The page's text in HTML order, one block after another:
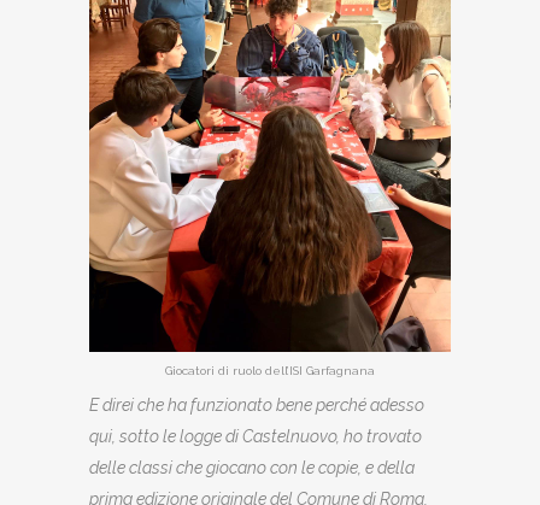
Giocatori di ruolo dell’ISI Garfagnana
E direi che ha funzionato bene perché adesso
qui, sotto le logge di Castelnuovo, ho trovato
delle classi che giocano con le copie, e della
prima edizione originale del Comune di Roma,